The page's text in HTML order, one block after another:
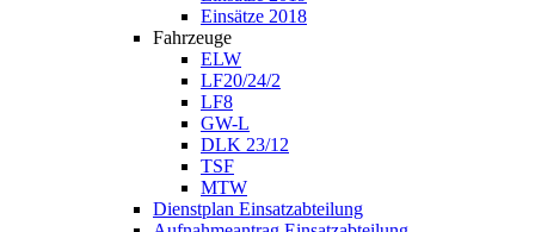
Einsätze 2018
Fahrzeuge
ELW
LF20/24/2
LF8
GW-L
DLK 23/12
TSF
MTW
Dienstplan Einsatzabteilung